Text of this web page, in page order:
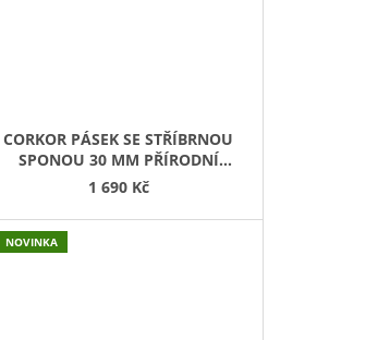
CORKOR PÁSEK SE STŘÍBRNOU
SPONOU 30 MM PŘÍRODNÍ
KOREK
1 690 Kč
NOVINKA